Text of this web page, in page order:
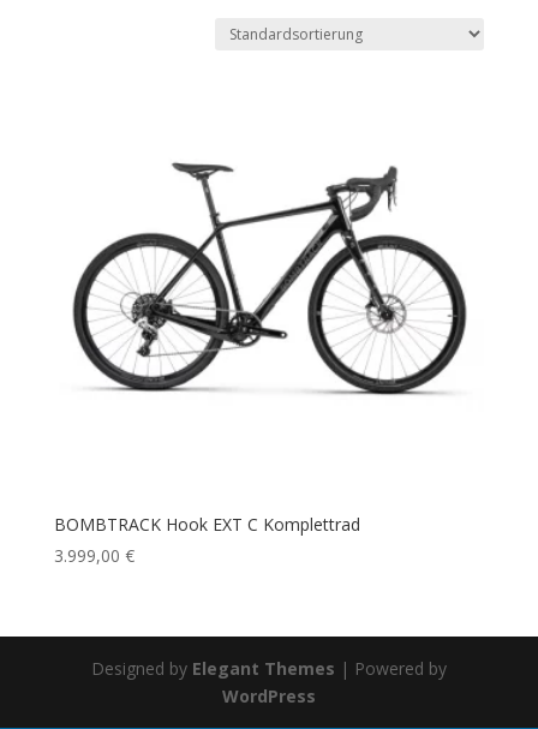
BOMBTRACK Hook EXT C Komplettrad
3.999,00 €
Designed by Elegant Themes | Powered by
WordPress